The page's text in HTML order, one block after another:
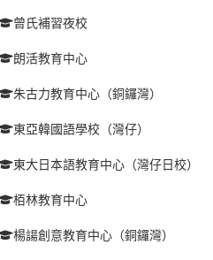
曾氏補習夜校
朗活教育中心
朱古力教育中心（銅鑼灣）
東亞韓國語學校（灣仔）
東大日本語教育中心（灣仔日校）
栢林教育中心
楊諹創意教育中心（銅鑼灣）